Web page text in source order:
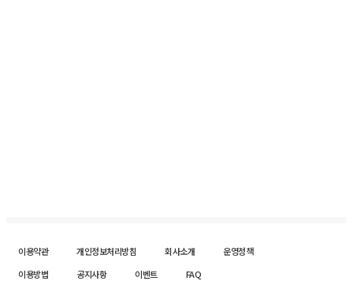
이용약관 개인정보처리방침 회사소개
운영정책
이용방법
공지사항 이벤트 FAQ